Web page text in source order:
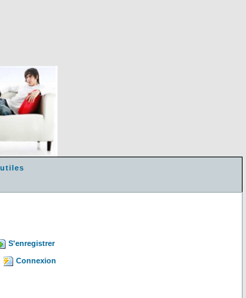
S'enregistrer
Connexion